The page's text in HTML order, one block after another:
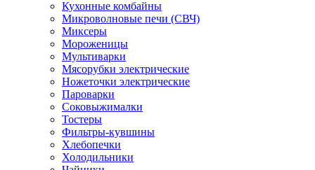
Кухонные комбайны
Микроволновые печи (СВЧ)
Миксеры
Мороженицы
Мультиварки
Мясорубки электрические
Ножеточки электрические
Пароварки
Соковыжималки
Тостеры
Фильтры-кувшины
Хлебопечки
Холодильники